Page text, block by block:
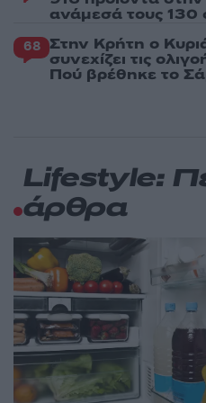
ανάμεσά τους 130
68 Στην Κρήτη ο
συνεχίζει τις
Πού βρέθηκε το
Lifestyle:
άρθρα